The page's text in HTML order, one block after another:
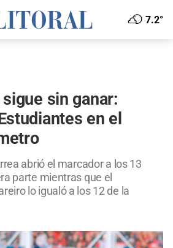
7.2°
sin ganar:
en el
abrió el marcador a los 13
parte mientras que el
lo igualó a los 12 de la